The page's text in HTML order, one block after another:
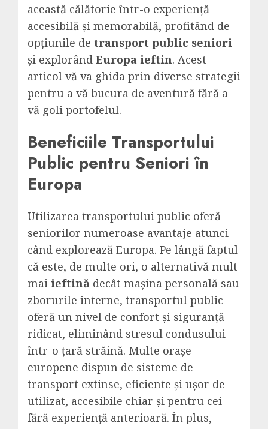
această călătorie într-o experiență
accesibilă și memorabilă, profitând de
opțiunile de transport public seniori
și explorând Europa ieftin. Acest
articol vă va ghida prin diverse strategii
pentru a vă bucura de aventură fără a
vă goli portofelul.
Beneficiile Transportului
Public pentru Seniori în
Europa
Utilizarea transportului public oferă
seniorilor numeroase avantaje atunci
când explorează Europa. Pe lângă faptul
că este, de multe ori, o alternativă mult
mai ieftină decât mașina personală sau
zborurile interne, transportul public
oferă un nivel de confort și siguranță
ridicat, eliminând stresul condusului
într-o țară străină. Multe orașe
europene dispun de sisteme de
transport extinse, eficiente și ușor de
utilizat, accesibile chiar și pentru cei
fără experiență anterioară. În plus,